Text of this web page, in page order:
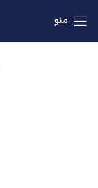
منو